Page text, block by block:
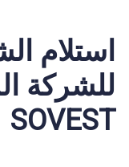
استلام
للشركة
SOVEST